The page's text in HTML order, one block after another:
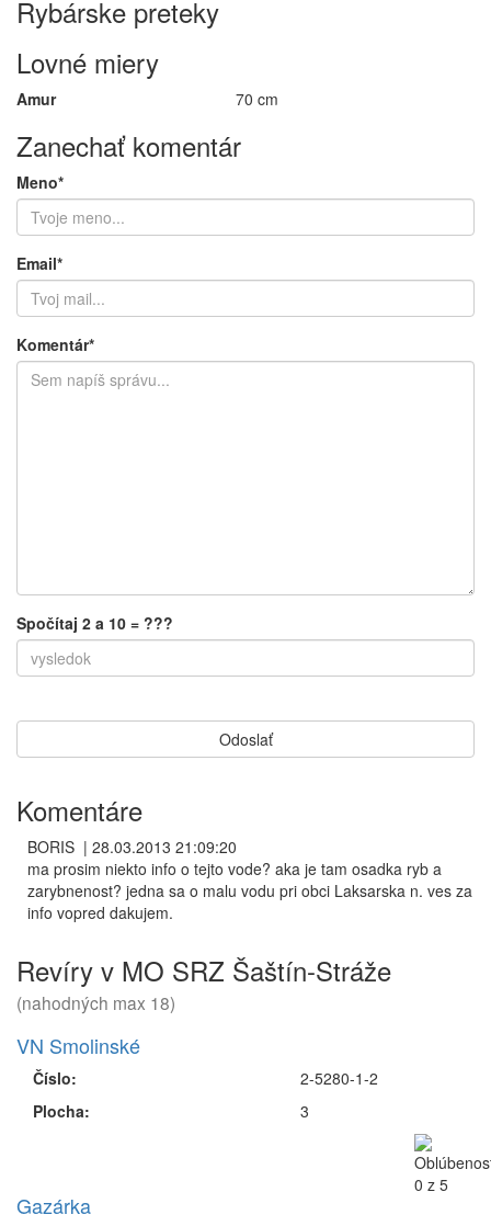
Rybárske preteky
Lovné miery
Amur 70 cm
Zanechať komentár
Meno*
Email*
Komentár*
Spočítaj 2 a 10 = ???
Komentáre
BORIS | 28.03.2013 21:09:20
ma prosim niekto info o tejto vode? aka je tam osadka ryb a
zarybnenost? jedna sa o malu vodu pri obci Laksarska n. ves za
info vopred dakujem.
Revíry v MO SRZ Šaštín-Stráže
(nahodných max 18)
VN Smolinské
Číslo:
Plocha:
2-5280-1-2
3
Gazárka